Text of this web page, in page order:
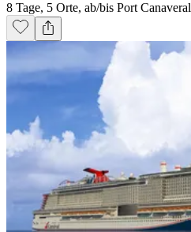
8 Tage, 5 Orte, ab/bis Port Canaveral